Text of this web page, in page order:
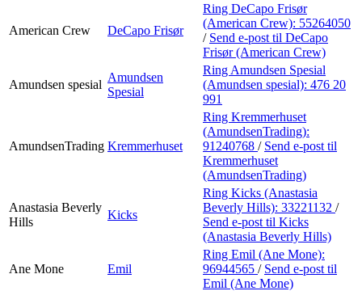
American Crew DeCapo Frisør
Ring DeCapo Frisør
(American Crew): 55264050
/ Send e-post til DeCapo
Frisør (American Crew)
Amundsen spesial
Amundsen
Spesial
Ring Amundsen Spesial
(Amundsen spesial): 476 20
991
AmundsenTrading Kremmerhuset
Ring Kremmerhuset
(AmundsenTrading):
91240768 / Send e-post til
Kremmerhuset
(AmundsenTrading)
Anastasia Beverly
Hills
Kicks
Ring Kicks (Anastasia
Beverly Hills): 33221132 /
Send e-post til Kicks
(Anastasia Beverly Hills)
Ane Mone Emil
Ring Emil (Ane Mone):
96944565 / Send e-post til
Emil (Ane Mone)